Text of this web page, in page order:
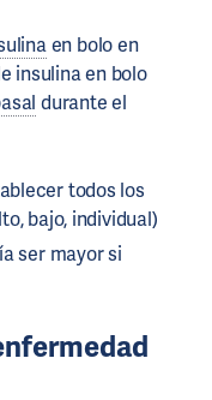
en bolo en
insulina en bolo
durante el
todos los
bajo, individual)
ser mayor si